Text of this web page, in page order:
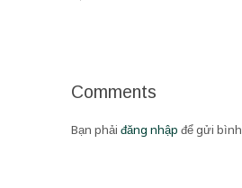
Comments
Bạn phải đăng nhập để gửi